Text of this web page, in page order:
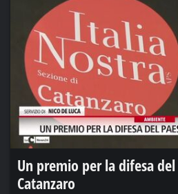
Un premio per la difesa
Catanzaro